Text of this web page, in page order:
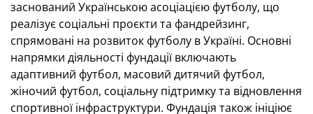
заснований Українською асоціацією футболу, що
реалізує соціальні проєкти та фандрейзинг,
спрямовані на розвиток футболу в Україні. Основні
напрямки діяльності фундації включають
адаптивний футбол, масовий дитячий футбол,
жіночий футбол, соціальну підтримку та відновлення
спортивної інфраструктури. Фундація також ініціює